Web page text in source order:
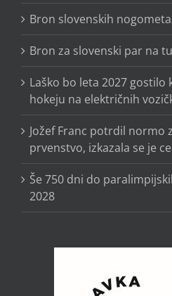
Bron slovenskih
Bron za slovenski par na
Laško bo leta 2027
hokeju na električnih
Jožef Franc potrdil normo
prvenstvo, izkazala se je
Še 750 dni do
2028